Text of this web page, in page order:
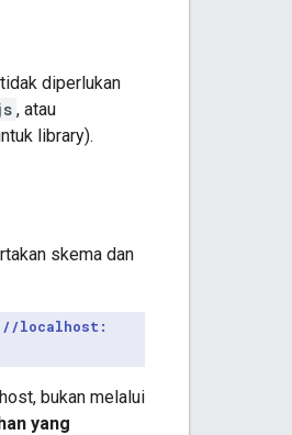
diperlukan
, atau
library).
skema dan
localhost:
bukan melalui
yang